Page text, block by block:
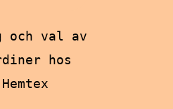
och val av
hos